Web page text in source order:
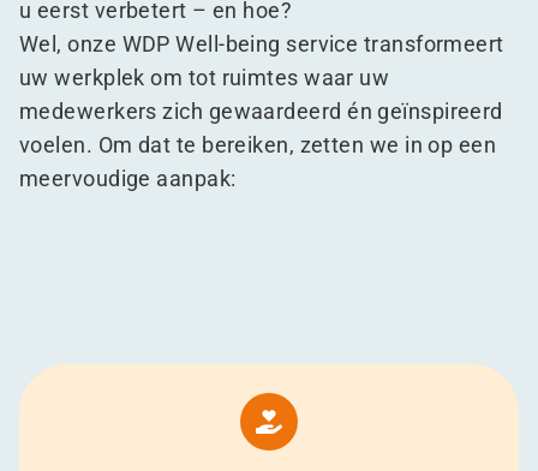
u eerst verbetert – en hoe?
Wel, onze WDP Well-being service transformeert
uw werkplek om tot ruimtes waar uw
medewerkers zich gewaardeerd én geïnspireerd
voelen. Om dat te bereiken, zetten we in op een
meervoudige aanpak: